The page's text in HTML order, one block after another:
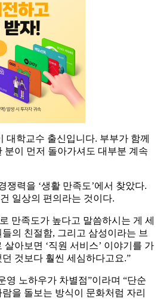
대학교수 출신입니다. 부부가 함께
분이 먼저 돌아가셔도 대부분 계속
쟁력을 ‘생활 만족도’에서 찾았다.
일상의 편의라는 것이다.
만족도가 높다고 말씀하시는 게 세
의 친절함, 그리고 삼성이라는 브
아보면 ‘직원 서비스’ 이야기를 가
것보다 훨씬 세심하다고요.”
영 노하우가 차별점”이라며 “단순
을 돌보는 방식이 문화처럼 자리